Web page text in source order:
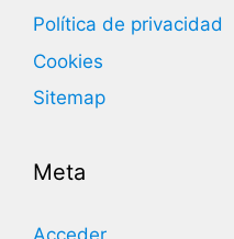
Política de privacidad
Cookies
Sitemap
Meta